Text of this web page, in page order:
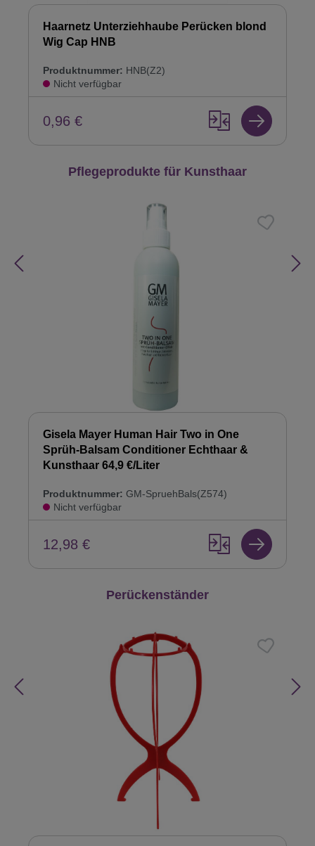
Haarnetz Unterziehhaube Perücken blond
Wig Cap HNB
Produktnummer: HNB(Z2)
Nicht verfügbar
0,96 €
Produktgalerie überspringen
Pflegeprodukte für Kunsthaar
Gisela Mayer Human Hair Two in One
Sprüh-Balsam Conditioner Echthaar &
Kunsthaar 64,9 €/Liter
Produktnummer: GM-SpruehBals(Z574)
Nicht verfügbar
12,98 €
Produktgalerie überspringen
Perückenständer